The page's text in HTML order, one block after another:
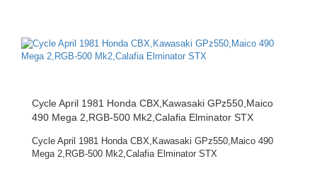
Cycle April 1981 Honda CBX,Kawasaki GPz550,Maico
490 Mega 2,RGB-500 Mk2,Calafia Elminator STX
Cycle April 1981 Honda CBX,Kawasaki GPz550,Maico 490
Mega 2,RGB-500 Mk2,Calafia Elminator STX